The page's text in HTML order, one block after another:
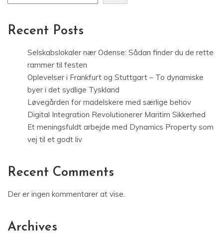
Recent Posts
Selskabslokaler nær Odense: Sådan finder du de rette
rammer til festen
Oplevelser i Frankfurt og Stuttgart – To dynamiske
byer i det sydlige Tyskland
Løvegården for madelskere med særlige behov
Digital Integration Revolutionerer Maritim Sikkerhed
Et meningsfuldt arbejde med Dynamics Property som
vej til et godt liv
Recent Comments
Der er ingen kommentarer at vise.
Archives